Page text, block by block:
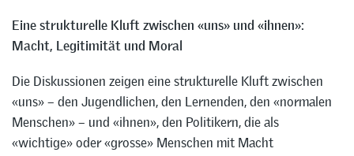
Eine strukturelle Kluft zwischen «uns» und «ihnen»:
Macht, Legitimität und Moral
Die Diskussionen zeigen eine strukturelle Kluft zwischen
«uns» – den Jugendlichen, den Lernenden, den «normalen
Menschen» – und «ihnen», den Politikern, die als
«wichtige» oder «grosse» Menschen mit Macht